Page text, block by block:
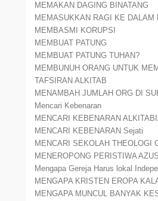
MEMAKAN DAGING BINATANG
MEMASUKKAN RAGI KE DALAM
MEMBASMI KORUPSI
MEMBUAT PATUNG
MEMBUAT PATUNG TUHAN?
MEMBUNUH ORANG UNTUK
TAFSIRAN ALKITAB
MENAMBAH JUMLAH ORG DI
Mencari Kebenaran
MENCARI KEBENARAN
MENCARI KEBENARAN Sejati
MENCARI SEKOLAH THEOLOGI
MENEROPONG PERISTIWA
Mengapa Gereja Harus lokal
MENGAPA KRISTEN EROPA
MENGAPA MUNCUL BANYAK